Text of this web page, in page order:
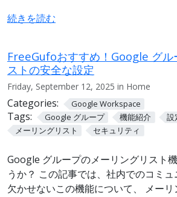
続きを読む
FreeGufoおすすめ！Google グル
ストの安全な設定
Friday, September 12, 2025 in Home
Categories: Google Workspace
Tags: Google グループ 機能紹介
設
メーリングリスト
セキュリティ
Google グループのメーリングリスト
うか？ この記事では、社内でのコミ
欠かせないこの機能について、 メー